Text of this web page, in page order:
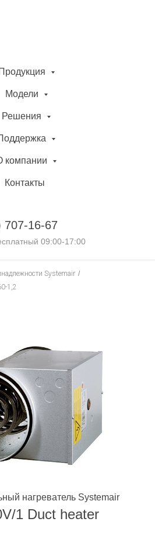
Продукция
Модели
Решения
компании
Контакты
707-16-67
09:00-17:00
Systemair /
1,2
нагреватель Systemair
1 Duct heater